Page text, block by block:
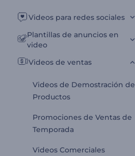
Videos para redes sociales
Plantillas de anuncios en
video
Videos de ventas
Videos de Demostración de
Productos
Promociones de Ventas de
Temporada
Videos Comerciales